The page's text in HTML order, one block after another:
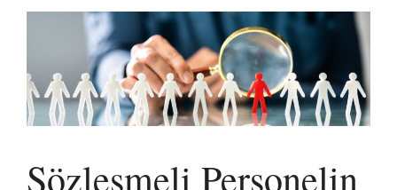
Sözleşmeli Personelin